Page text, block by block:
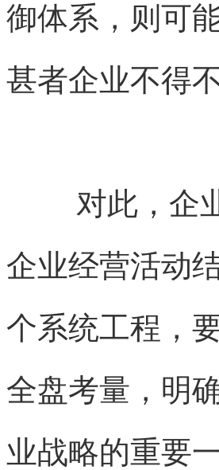
御体系，则可
甚者企业不得
对此，企
企业经营活动
个系统工程，
全盘考量，明
业战略的重要